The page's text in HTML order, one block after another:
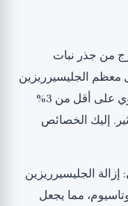
معظم الجليسيرريزين
منه. التعريف المقبول هو مكمل يحتوي على أقل من 3%
إليك الخصائص
: إزالة الجليسيرريزين
مما يجعل